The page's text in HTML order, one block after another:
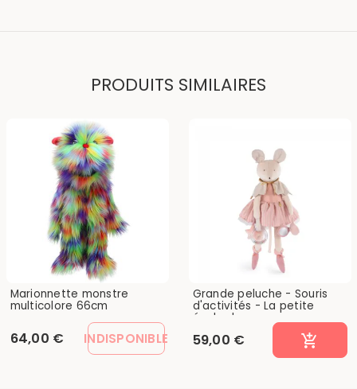
PRODUITS SIMILAIRES
Marionnette monstre
multicolore 66cm
64,00 € INDISPONIBLE
Grande peluche - Souris
d'activités - La petite
école de...
59,00 €